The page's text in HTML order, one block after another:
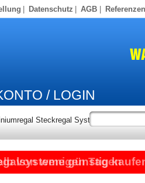
Datenschutz AGB Referenzen
/ LOGIN
Steckregal System
günstig
von wenigen Tagen